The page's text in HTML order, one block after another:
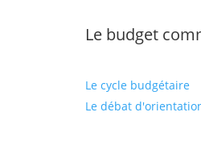
Le budget
Le cycle budgétaire
Le débat